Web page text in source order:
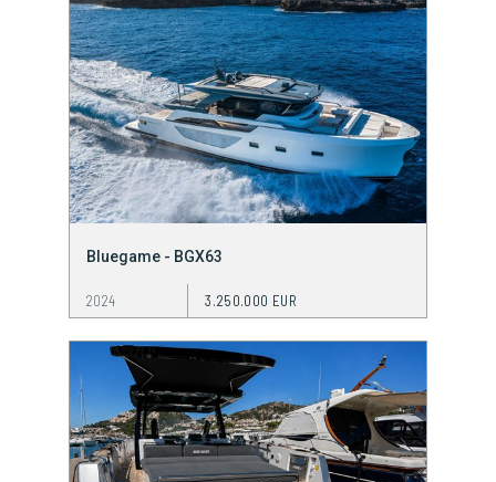
Bluegame - BGX63
2024 3.250.000 EUR